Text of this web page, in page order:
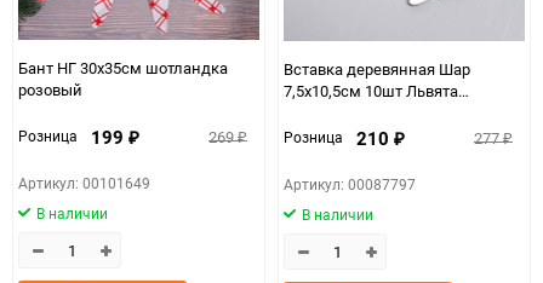
Бант НГ 30х35см шотландка
розовый
Розница 199 ₽ 269₽
Артикул: 00101649
В наличии
Вставка деревянная Шар
7,5х10,5см 10шт Львята
Розница 210 ₽ 277₽
Артикул: 00087797
В наличии